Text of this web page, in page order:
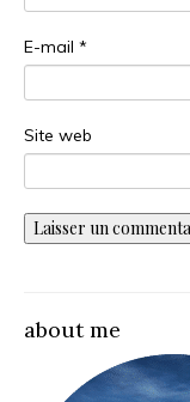
E-mail *
Site web
about me